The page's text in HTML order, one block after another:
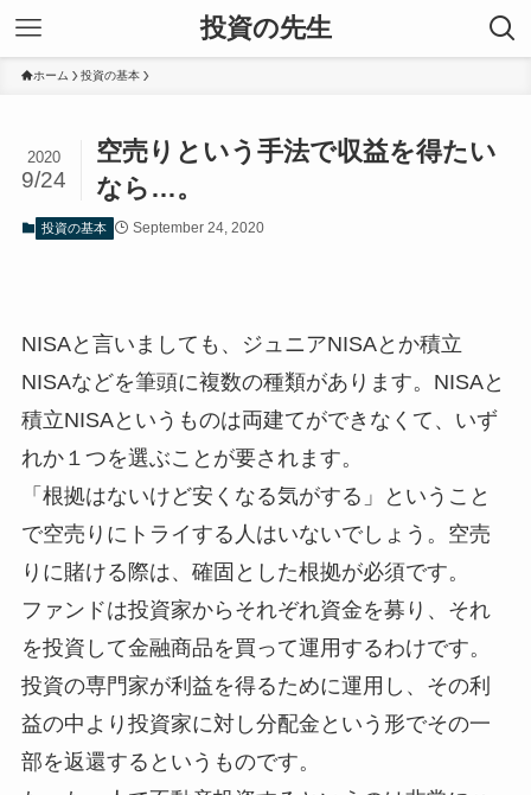
投資の先生
ホーム 投資の基本
空売りという手法で収益を得たい
なら…。
2020
9/24
投資の基本 September 24, 2020
NISAと言いましても、ジュニアNISAとか積立
NISAなどを筆頭に複数の種類があります。NISAと
積立NISAというものは両建てができなくて、いず
れか１つを選ぶことが要されます。
「根拠はないけど安くなる気がする」ということ
で空売りにトライする人はいないでしょう。空売
りに賭ける際は、確固とした根拠が必須です。
ファンドは投資家からそれぞれ資金を募り、それ
を投資して金融商品を買って運用するわけです。
投資の専門家が利益を得るために運用し、その利
益の中より投資家に対し分配金という形でその一
部を返還するというものです。